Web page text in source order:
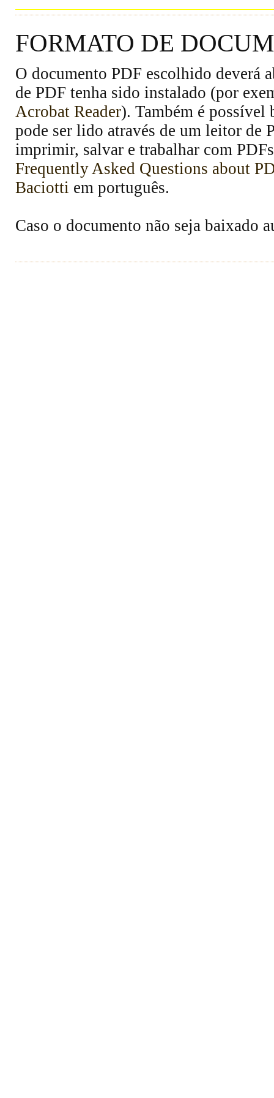
FORMATO DE
O documento PDF escolhido deverá
de PDF tenha sido instalado (por
Acrobat Reader). Também é possível
pode ser lido através de um leitor de
imprimir, salvar e trabalhar com
Frequently Asked Questions about
Baciotti em português.
Caso o documento não seja baixado